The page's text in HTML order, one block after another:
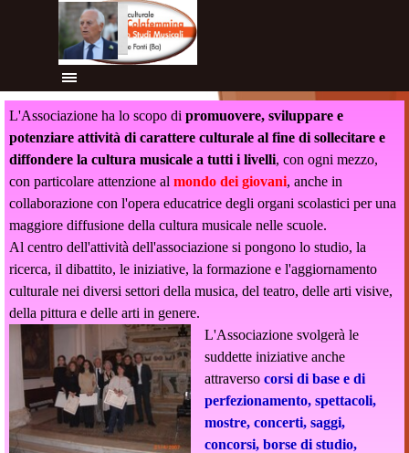
Vai ai contenuti
L'Associazione ha lo scopo di promuovere, sviluppare e
potenziare attività di carattere culturale al fine di sollecitare e
diffondere la cultura musicale a tutti i livelli, con ogni mezzo,
con particolare attenzione al mondo dei giovani, anche in
collaborazione con l'opera educatrice degli organi scolastici per una
maggiore diffusione della cultura musicale nelle scuole.
Al centro dell'attività dell'associazione si pongono lo studio, la
ricerca, il dibattito, le iniziative, la formazione e l'aggiornamento
culturale nei diversi settori della musica, del teatro, delle arti visive,
della pittura e delle arti in genere.
L'Associazione svolgerà le
suddette iniziative anche
attraverso corsi di base e di
perfezionamento, spettacoli,
mostre, concerti, saggi,
concorsi, borse di studio,